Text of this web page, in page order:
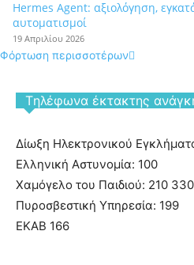
Hermes Agent: αξιολόγηση,
αυτοματισμοί
19 Απριλίου 2026
Φόρτωση περισσοτέρων
Tηλέφωνα έκτακτης
Δίωξη Ηλεκτρονικού
Ελληνική Αστυνομία: 100
Χαμόγελο του Παιδιού: 210
Πυροσβεστική Υπηρεσία: 199
ΕΚΑΒ 166